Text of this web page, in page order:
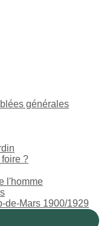
générales
?
l'homme
de-Mars 1900/1929